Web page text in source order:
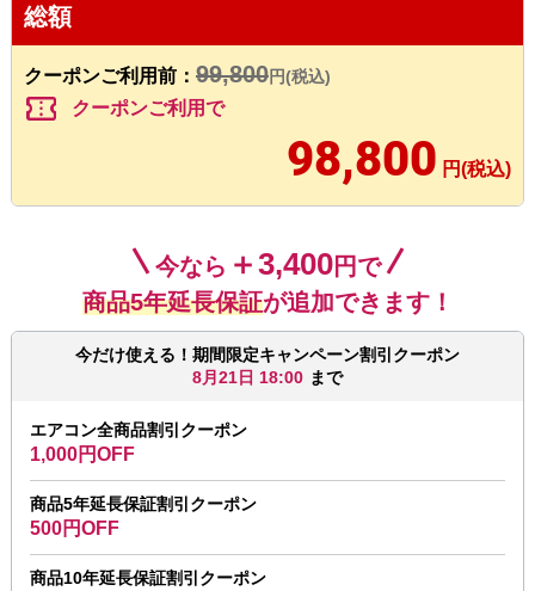
総額
クーポンご利用前： 99,800円(税込)
confirmation_number クーポンご利用で
98,800 円(税込)
今なら ＋3,400円で
商品5年延長保証が追加できます！
今だけ使える！期間限定キャンペーン割引クーポン
8月21日 18:00 まで
エアコン全商品割引クーポン
1,000円OFF
商品5年延長保証割引クーポン
500円OFF
商品10年延長保証割引クーポン